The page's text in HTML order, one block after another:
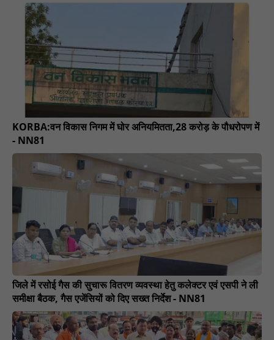
KORBA:वन विकास निगम में घोर अनियमितता,28 करोड़ के पौधरोपण में
- NN81
जिले में रसोई गैस की सुचारू वितरण व्यवस्था हेतु कलेक्टर एवं एसपी ने ली
समीक्षा बैठक, गैस एजेंसियों को दिए सख्त निर्देश - NN81